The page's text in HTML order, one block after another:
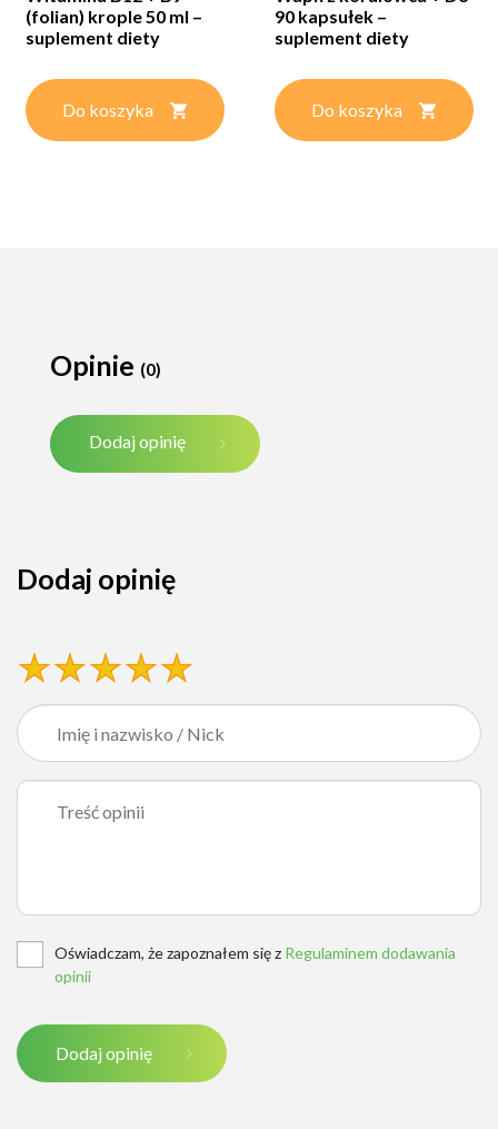
(folian) krople 50 ml –
suplement diety
Do koszyka
90 kapsułek –
suplement diety
Do koszyka
Opinie (0)
Dodaj opinię
Dodaj opinię
Oświadczam, że zapoznałem się z Regulaminem dodawania
opinii
Dodaj opinię